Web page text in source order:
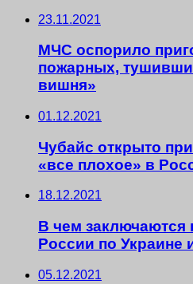
23.11.2021
МЧС оспорило
пожарных,
вишня»
01.12.2021
Чубайс открыто
«все плохое» в
18.12.2021
В чем заключаются
России по Украине
05.12.2021